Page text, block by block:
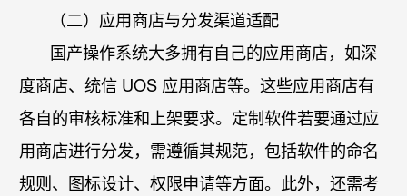
（二）应用商店与分发渠道适配
国产操作系统大多拥有自己的应用商店，如深
度商店、统信 UOS 应用商店等。这些应用商店有
各自的审核标准和上架要求。定制软件若要通过应
用商店进行分发，需遵循其规范，包括软件的命名
规则、图标设计、权限申请等方面。此外，还需考